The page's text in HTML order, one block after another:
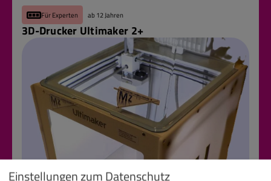
Für Experten ab 12 Jahren
3D-Drucker Ultimaker 2+
Einstellungen zum Datenschutz